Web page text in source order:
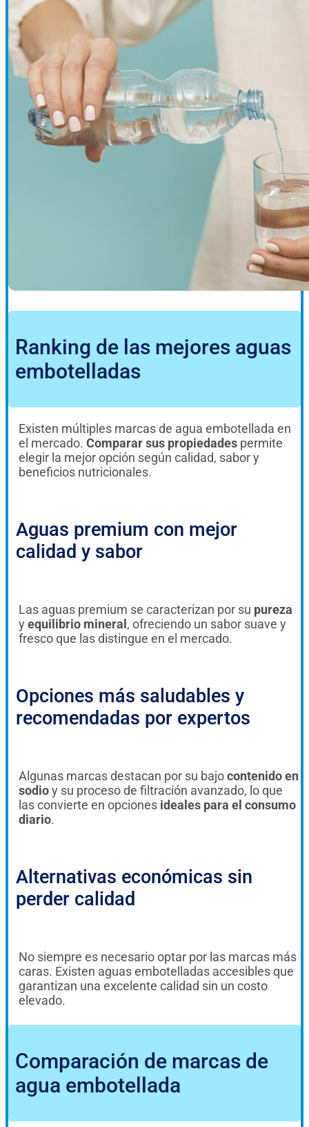
Ranking de las mejores aguas
embotelladas
Existen múltiples marcas de agua embotellada en
el mercado. Comparar sus propiedades permite
elegir la mejor opción según calidad, sabor y
beneficios nutricionales.
Aguas premium con mejor
calidad y sabor
Las aguas premium se caracterizan por su pureza
y equilibrio mineral , ofreciendo un sabor suave y
fresco que las distingue en el mercado.
Opciones más saludables y
recomendadas por expertos
Algunas marcas destacan por su bajocontenido en
sodioy su proceso de filtración avanzado, lo que
las convierte en opciones ideales para el consumo
diario.
Alternativas económicas sin
perder calidad
No siempre es necesario optar por las marcas más
caras. Existen aguas embotelladas accesibles que
garantizan una excelente calidad sin un costo
elevado.
Comparación de marcas de
agua embotellada